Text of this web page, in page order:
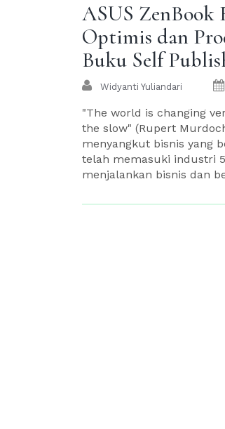
ASUS ZenBook
Optimis dan
Buku Self
Widyanti Yuliandari
"The world is changing
the slow" (Rupert
menyangkut bisnis yang
telah memasuki industri
menjalankan bisnis dan